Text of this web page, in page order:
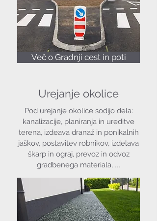
Več o Gradnji cest in poti
Urejanje okolice
Pod urejanje okolice sodijo dela:
kanalizacije, planiranja in ureditve
terena, izdeava dranaž in ponikalnih
jaškov, postavitev robnikov, izdelava
škarp in ograj, prevoz in odvoz
gradbenega materiala,...